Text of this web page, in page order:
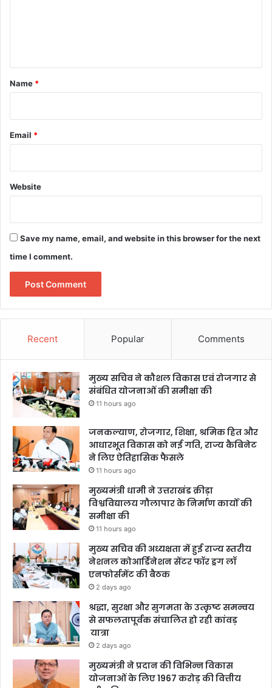
*
Name *
Email *
Website
Save my name, email, and website in this browser for the next
time I comment.
Recent Popular Comments
मुख्य सचिव ने कौशल विकास एवं रोजगार से
संबंधित योजनाओं की समीक्षा की
11 hours ago
जनकल्याण, रोजगार, शिक्षा, श्रमिक हित और
आधारभूत विकास को नई गति, राज्य कैबिनेट
ने लिए ऐतिहासिक फैसले
11 hours ago
मुख्यमंत्री धामी ने उत्तराखंड क्रीड़ा
विश्वविद्यालय गौलापार के निर्माण कार्यों की
समीक्षा की
11 hours ago
मुख्य सचिव की अध्यक्षता में हुई राज्य स्तरीय
नेशनल कोआर्डिनेशन सेंटर फॉर ड्रग लॉ
एनफोर्समेंट की बैठक
2 days ago
श्रद्धा, सुरक्षा और सुगमता के उत्कृष्ट समन्वय
से सफलतापूर्वक संचालित हो रही कांवड़
यात्रा
2 days ago
मुख्यमंत्री ने प्रदान की विभिन्न विकास
योजनाओं के लिए 1967 करोड़ की वित्तीय